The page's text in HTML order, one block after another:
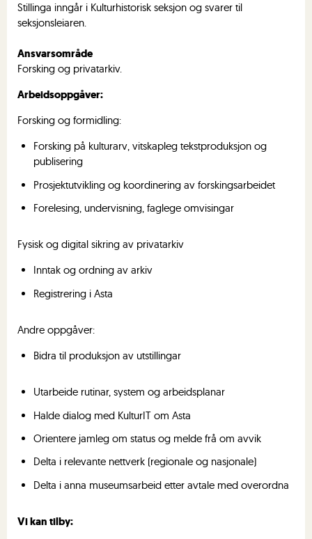
Stillinga inngår i Kulturhistorisk seksjon og svarer til
seksjonsleiaren.
Ansvarsområde
Forsking og privatarkiv.
Arbeidsoppgåver:
Forsking og formidling:
Forsking på kulturarv, vitskapleg tekstproduksjon og
publisering
Prosjektutvikling og koordinering av forskingsarbeidet
Forelesing, undervisning, faglege omvisingar
Fysisk og digital sikring av privatarkiv
Inntak og ordning av arkiv
Registrering i Asta
Andre oppgåver:
Bidra til produksjon av utstillingar
Utarbeide rutinar, system og arbeidsplanar
Halde dialog med KulturIT om Asta
Orientere jamleg om status og melde frå om avvik
Delta i relevante nettverk (regionale og nasjonale)
Delta i anna museumsarbeid etter avtale med overordna
Vi kan tilby: